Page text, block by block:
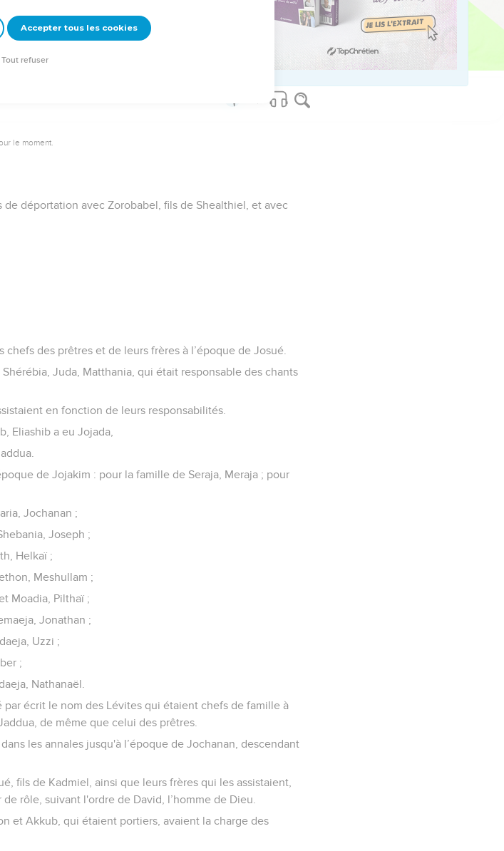
Juda rattachées à Benjamin.
le moment.
déportation avec Zorobabel, fils de Shealthiel, et avec
des prêtres et de leurs frères à l’époque de Josué.
Juda, Matthania, qui était responsable des chants
en fonction de leurs responsabilités.
Eliashib a eu Jojada,
de Jojakim : pour la famille de Seraja, Meraja ; pour
Jochanan ;
Joseph ;
Helkaï ;
Meshullam ;
Moadia, Pilthaï ;
Jonathan ;
Uzzi ;
;
Nathanaël.
par écrit le nom des Lévites qui étaient chefs de famille à
de même que celui des prêtres.
les annales jusqu'à l’époque de Jochanan, descendant
fils de Kadmiel, ainsi que leurs frères qui les assistaient,
rôle, suivant l'ordre de David, l’homme de Dieu.
et Akkub, qui étaient portiers, avaient la charge des
Accepter tous les cookies
Tout refuser